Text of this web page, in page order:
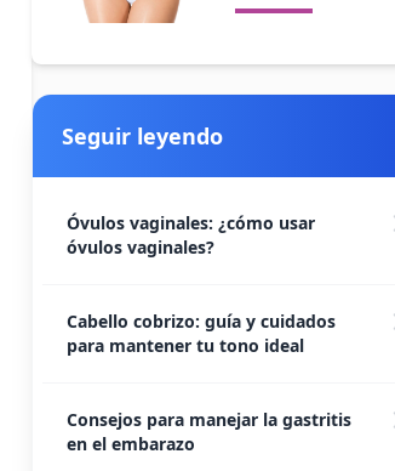
Seguir leyendo
Óvulos vaginales: ¿cómo usar
óvulos vaginales?
Cabello cobrizo: guía y cuidados
para mantener tu tono ideal
Consejos para manejar la gastritis
en el embarazo